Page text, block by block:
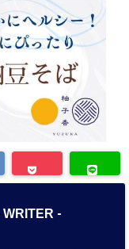
WRITER -